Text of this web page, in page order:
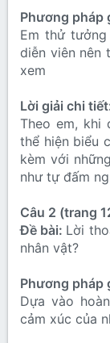
Phương pháp
Em thử
diễn viên nên
xem
Lời giải chi
Theo em, khi
thể hiện biểu
kèm với
như tự đấm
Câu 2 (trang
Đề bài: Lời
nhân vật?
Phương pháp
Dựa vào
cảm xúc của